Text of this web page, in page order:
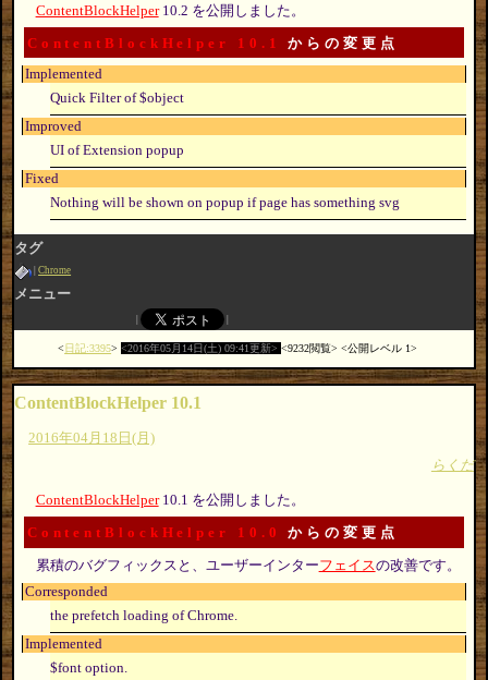
ContentBlockHelper10.2 を公開しました。
ContentBlockHelper 10.1
からの変更点
Implemented
Quick Filter of $object
Improved
UI of Extension popup
Fixed
Nothing will be shown on popup if page has something svg
タグ
Chrome
メニュー
日記:3395 2016年05月14日(土) 09:41更新 9232閲覧 公開レベル 1
ContentBlockHelper 10.1
2016年04月18日(月)
らくだ
ContentBlockHelper10.1 を公開しました。
ContentBlockHelper 10.0 からの変更点
累積のバグフィックスと、ユーザーインターフェイスの改善です。
Corresponded
the prefetch loading of Chrome.
Implemented
$font option.